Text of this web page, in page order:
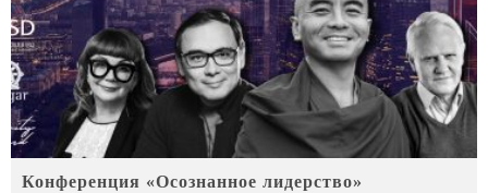
Конференция «Осознанное лидерство»